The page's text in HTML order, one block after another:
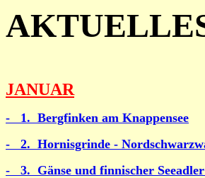
JANUAR
- 1. Bergfinken am Knappensee
- 2. Hornisgrinde -
- 3. Gänse und finnischer Seeadler